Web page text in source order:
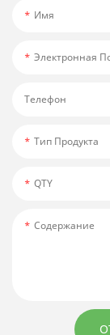
Имя
Электронная
Телефон
Тип Продукта
QTY
Содержание